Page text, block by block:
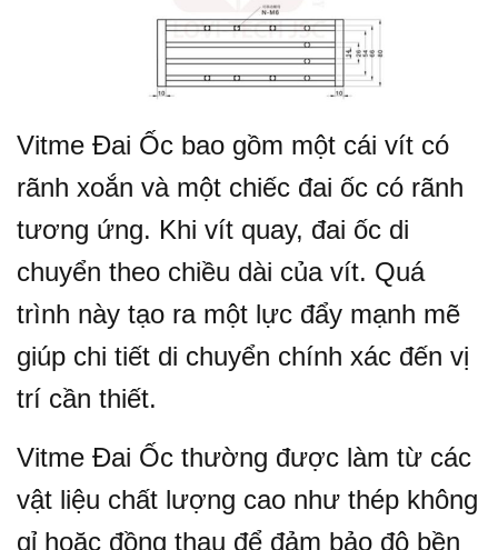
Vitme Đai Ốc bao gồm một cái vít có
rãnh xoắn và một chiếc đai ốc có rãnh
tương ứng. Khi vít quay, đai ốc di
chuyển theo chiều dài của vít. Quá
trình này tạo ra một lực đẩy mạnh mẽ
giúp chi tiết di chuyển chính xác đến vị
trí cần thiết.
Vitme Đai Ốc thường được làm từ các
vật liệu chất lượng cao như thép không
gỉ hoặc đồng thau để đảm bảo độ bền